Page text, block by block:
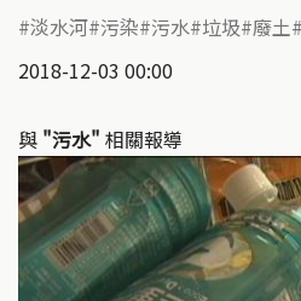
淡水河 污染 污水 垃圾 廢土
2018-12-03 00:00
與 "污水" 相關報導